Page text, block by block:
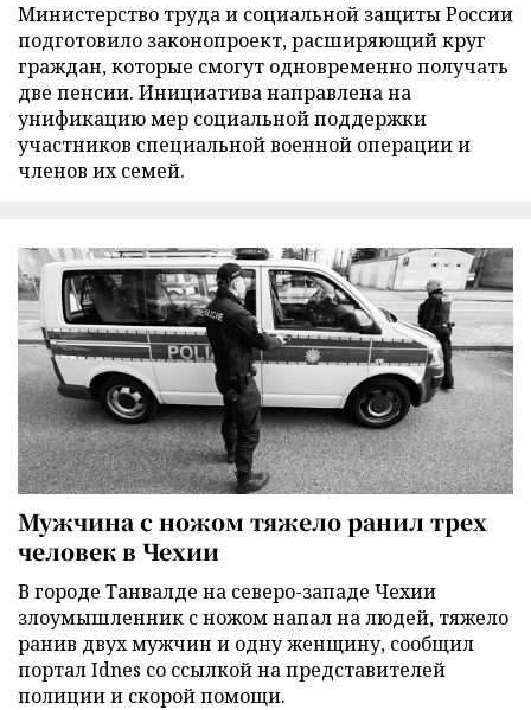
Министерство труда и социальной защиты России
подготовило законопроект, расширяющий круг
граждан, которые смогут одновременно получать
две пенсии. Инициатива направлена на
унификацию мер социальной поддержки
участников специальной военной операции и
членов их семей.
Мужчина с ножом тяжело ранил трех
человек в Чехии
В городе Танвалде на северо-западе Чехии
злоумышленник с ножом напал на людей, тяжело
ранив двух мужчин и одну женщину, сообщил
портал Idnes со ссылкой на представителей
полиции и скорой помощи.